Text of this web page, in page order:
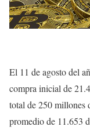
El 11 de agosto del
compra inicial de
total de 250 millones
promedio de 11.653